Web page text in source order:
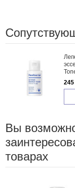
Essence
Вы
товарах